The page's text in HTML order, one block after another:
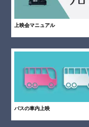
上映会マニュアル
バスの車内上映